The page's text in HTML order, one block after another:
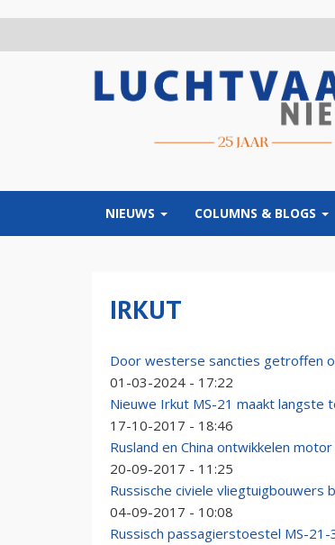
NIEUWS COLUMNS & BLOGS
IRKUT
Door westerse sancties getroffen
01-03-2024 - 17:22
Nieuwe Irkut MS-21 maakt langste
17-10-2017 - 18:46
Rusland en China ontwikkelen
20-09-2017 - 11:25
Russische civiele vliegtuigbouwers
04-09-2017 - 10:08
Russisch passagierstoestel MS-